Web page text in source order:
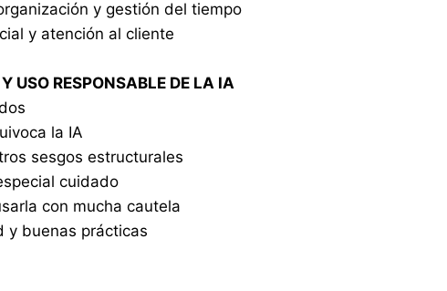
y gestión del tiempo
y atención al cliente
USO RESPONSABLE DE LA IA
la IA
sesgos estructurales
cuidado
con mucha cautela
y buenas prácticas